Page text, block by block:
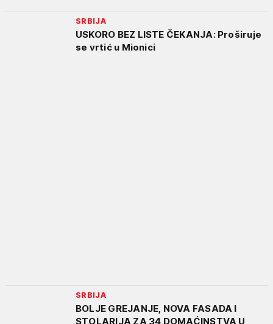
SRBIJA
USKORO BEZ LISTE ČEKANJA: Proširuje
se vrtić u Mionici
SRBIJA
BOLJE GREJANJE, NOVA FASADA I
STOLARIJA ZA 34 DOMAĆINSTVA U